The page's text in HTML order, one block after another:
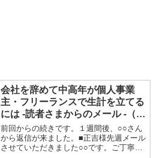
会社を辞めて中高年が個人事業
主・フリーランスで生計を立てる
には -読者さまからのメール -（そ
の２）
前回からの続きです。１週間後、○○さん
から返信が来ました。■正吉様先週メール
させていただきました○○です。ご丁寧に